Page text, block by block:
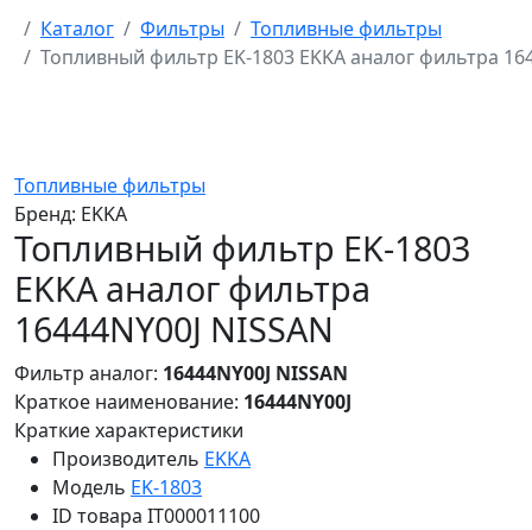
Главная
Каталог Фильтры
Топливные фильтры
Топливный фильтр EK-1803 EKKA аналог фильтра
Топливные фильтры
Бренд: EKKA
Топливный фильтр EK-1803
EKKA аналог фильтра
16444NY00J NISSAN
Фильтр аналог: 16444NY00J NISSAN
Краткое наименование: 16444NY00J
Краткие характеристики
Производитель EKKA
Модель EK-1803
ID товара IT000011100